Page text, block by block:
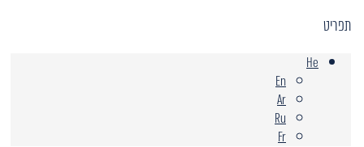
תפריט
He
En
Ar
Ru
Fr